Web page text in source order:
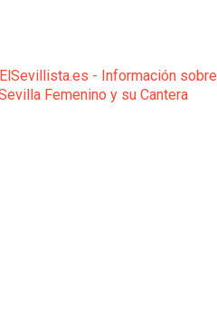
ElSevillista.es - Información sobre
Femenino y su Cantera